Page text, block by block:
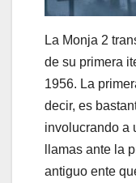
La Monja 2
de su primera
1956. La
decir, es
involucrando a
llamas ante la
antiguo ente